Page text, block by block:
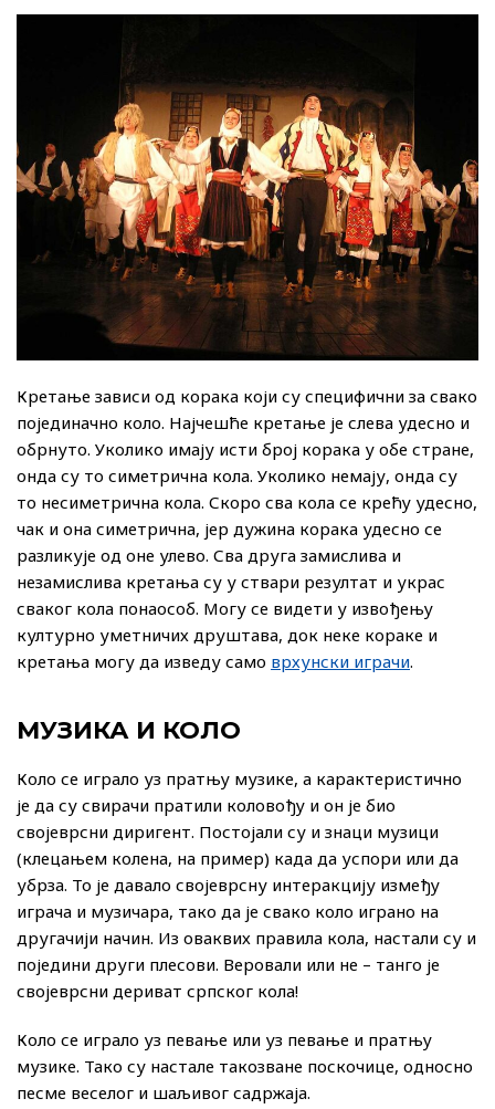
Кретање зависи од корака који су специфични за свако
појединачно коло. Најчешће кретање је слева удесно и
обрнуто. Уколико имају исти број корака у обе стране,
онда су то симетрична кола. Уколико немају, онда су
то несиметрична кола. Скоро сва кола се крећу удесно,
чак и она симетрична, јер дужина корака удесно се
разликује од оне улево. Сва друга замислива и
незамислива кретања су у ствари резултат и украс
сваког кола понаособ. Могу се видети у извођењу
културно уметничих друштава, док неке кораке и
кретања могу да изведу само врхунски играчи.
МУЗИКА И КОЛО
Коло се играло уз пратњу музике, а карактеристично
је да су свирачи пратили коловођу и он је био
својеврсни диригент. Постојали су и знаци музици
(клецањем колена, на пример) када да успори или да
убрза. То је давало својеврсну интеракцију између
играча и музичара, тако да је свако коло играно на
другачији начин. Из оваквих правила кола, настали су и
поједини други плесови. Веровали или не – танго је
својеврсни дериват српског кола!
Коло се играло уз певање или уз певање и пратњу
музике. Тако су настале такозване поскочице, односно
песме веселог и шаљивог садржаја.